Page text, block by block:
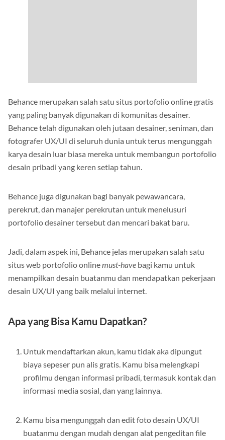
Behance merupakan salah satu situs portofolio online gratis
yang paling banyak digunakan di komunitas desainer.
Behance telah digunakan oleh jutaan desainer, seniman, dan
fotografer UX/UI di seluruh dunia untuk terus mengunggah
karya desain luar biasa mereka untuk membangun portofolio
desain pribadi yang keren setiap tahun.
Behance juga digunakan bagi banyak pewawancara,
perekrut, dan manajer perekrutan untuk menelusuri
portofolio desainer tersebut dan mencari bakat baru.
Jadi, dalam aspek ini, Behance jelas merupakan salah satu
situs web portofolio onlinemust-have bagi kamu untuk
menampilkan desain buatanmu dan mendapatkan pekerjaan
desain UX/UI yang baik melalui internet.
Apa yang Bisa Kamu Dapatkan?
Untuk mendaftarkan akun, kamu tidak aka dipungut
biaya sepeser pun alis gratis. Kamu bisa melengkapi
profilmu dengan informasi pribadi, termasuk kontak dan
informasi media sosial, dan yang lainnya.
Kamu bisa mengunggah dan edit foto desain UX/UI
buatanmu dengan mudah dengan alat pengeditan file